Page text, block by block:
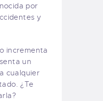
por
y
incrementa
un
cualquier
¿Te